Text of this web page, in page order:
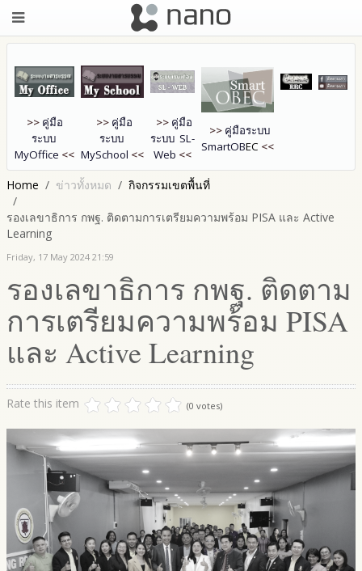
>> คู่มือ
ระบบ
MyOffice <<
>> คู่มือ
ระบบ
MySchool <<
>> คู่มือ
ระบบ SL-
Web <<
>> คู่มือระบบ
SmartOBEC <<
Home ข่าวทั้งหมด กิจกรรมเขตพื้นที่
รองเลขาธิการ กพฐ. ติดตามการเตรียมความพร้อม PISA และ Active
Learning
Friday, 17 May 2024 21:59
รองเลขาธิการ กพฐ. ติดตาม
การเตรียมความพร้อม PISA
และ Active Learning
Rate this item (0 votes)